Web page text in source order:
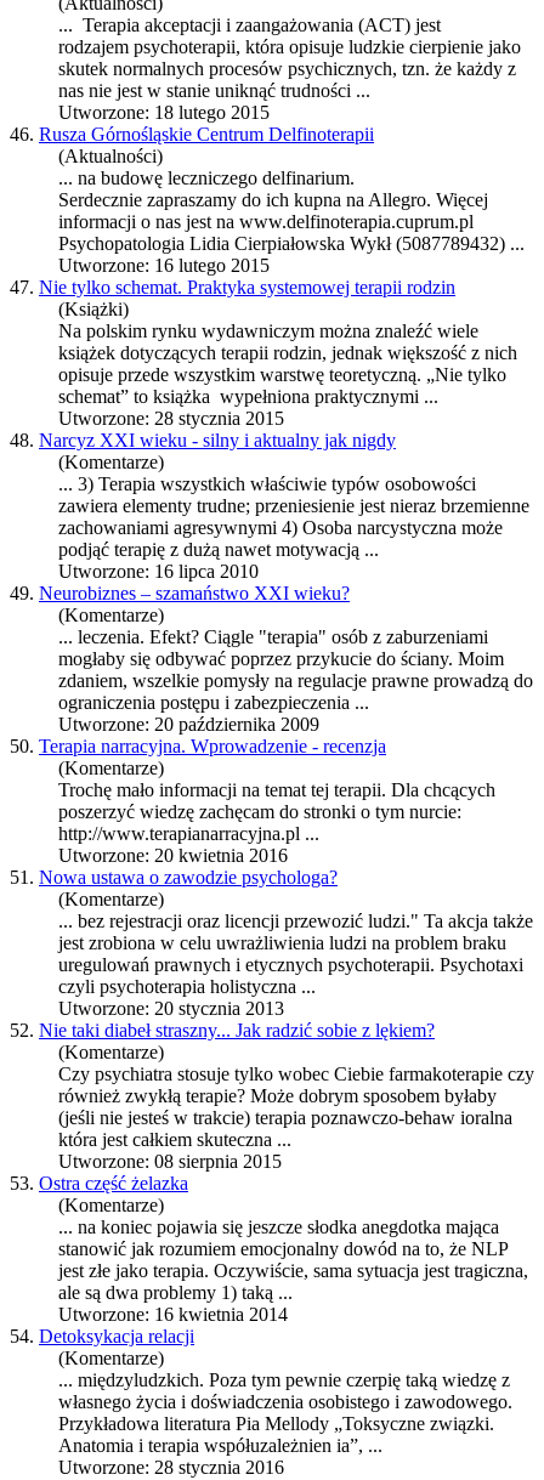
... Terapia akceptacji i zaangażowania (ACT) jest
rodzajem psychoterapii, która opisuje ludzkie cierpienie jako
skutek normalnych procesów psychicznych, tzn. że każdy z
nas nie jest w stanie uniknąć trudności ...
Utworzone: 18 lutego 2015
46. Rusza Górnośląskie Centrum Delfinoterapii
(Aktualności)
... na budowę leczniczego delfinarium.
Serdecznie zapraszamy do ich kupna na Allegro. Więcej
informacji o nas jest na www.delfinoterapia.cuprum.pl
Psychopatologia Lidia Cierpiałowska Wykł (5087789432) ...
Utworzone: 16 lutego 2015
47. Nie tylko schemat. Praktyka systemowej terapii rodzin
(Książki)
Na polskim rynku wydawniczym można znaleźć wiele
książek dotyczących terapii rodzin, jednak większość z nich
opisuje przede wszystkim warstwę teoretyczną. „Nie tylko
schemat” to książka wypełniona praktycznymi ...
Utworzone: 28 stycznia 2015
48. Narcyz XXI wieku - silny i aktualny jak nigdy
(Komentarze)
... 3) Terapia wszystkich właściwie typów osobowości
zawiera elementy trudne; przeniesienie jest nieraz brzemienne
zachowaniami agresywnymi 4) Osoba narcystyczna może
podjąć terapię z dużą nawet motywacją ...
Utworzone: 16 lipca 2010
49. Neurobiznes – szamaństwo XXI wieku?
(Komentarze)
... leczenia. Efekt? Ciągle "terapia" osób z zaburzeniami
mogłaby się odbywać poprzez przykucie do ściany. Moim
zdaniem, wszelkie pomysły na regulacje prawne prowadzą do
ograniczenia postępu i zabezpieczenia ...
Utworzone: 20 października 2009
50. Terapia narracyjna. Wprowadzenie - recenzja
(Komentarze)
Trochę mało informacji na temat tej terapii. Dla chcących
poszerzyć wiedzę zachęcam do stronki o tym nurcie:
http://www.terapianarracyjna.pl ...
Utworzone: 20 kwietnia 2016
51. Nowa ustawa o zawodzie psychologa?
(Komentarze)
... bez rejestracji oraz licencji przewozić ludzi." Ta akcja także
jest zrobiona w celu uwrażliwienia ludzi na problem braku
uregulowań prawnych i etycznych psychoterapii. Psychotaxi
czyli psychoterapia holistyczna ...
Utworzone: 20 stycznia 2013
52. Nie taki diabeł straszny... Jak radzić sobie z lękiem?
(Komentarze)
Czy psychiatra stosuje tylko wobec Ciebie farmakoterapie czy
również zwykłą terapie? Może dobrym sposobem byłaby
(jeśli nie jesteś w trakcie) terapia poznawczo-behaw ioralna
która jest całkiem skuteczna ...
Utworzone: 08 sierpnia 2015
53. Ostra część żelazka
(Komentarze)
... na koniec pojawia się jeszcze słodka anegdotka mająca
stanowić jak rozumiem emocjonalny dowód na to, że NLP
jest złe jako terapia. Oczywiście, sama sytuacja jest tragiczna,
ale są dwa problemy 1) taką ...
Utworzone: 16 kwietnia 2014
54. Detoksykacja relacji
(Komentarze)
... międzyludzkich. Poza tym pewnie czerpię taką wiedzę z
własnego życia i doświadczenia osobistego i zawodowego.
Przykładowa literatura Pia Mellody „Toksyczne związki.
Anatomia i terapia współuzależnien ia”, ...
Utworzone: 28 stycznia 2016